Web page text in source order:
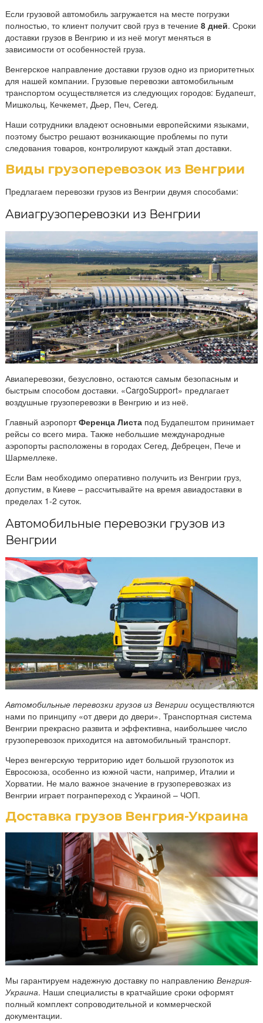
Если грузовой автомобиль загружается на месте погрузки
полностью, то клиент получит свой груз в течение8 дней. Сроки
доставки грузов в Венгрию и из неё могут меняться в
зависимости от особенностей груза.
Венгерское направление доставки грузов одно из приоритетных
для нашей компании. Грузовые перевозки автомобильным
транспортом осуществляется из следующих городов: Будапешт,
Мишкольц, Кечкемет, Дьер, Печ, Сегед.
Наши сотрудники владеют основными европейскими языками,
поэтому быстро решают возникающие проблемы по пути
следования товаров, контролируют каждый этап доставки.
Виды грузоперевозок из Венгрии
Предлагаем перевозки грузов из Венгрии двумя способами:
Авиагрузоперевозки из Венгрии
Авиаперевозки, безусловно, остаются самым безопасным и
быстрым способом доставки. «CargoSupport» предлагает
воздушные грузоперевозки в Венгрию и из неё.
Главный аэропортФеренца Листа под Будапештом принимает
рейсы со всего мира. Также небольшие международные
аэропорты расположены в городах Сегед, Дебрецен, Пече и
Шармеллеке.
Если Вам необходимо оперативно получить из Венгрии груз,
допустим, в Киеве – рассчитывайте на время авиадоставки в
пределах 1-2 суток.
Автомобильные перевозки грузов из
Венгрии
Автомобильные перевозки грузов из Венгрии осуществляются
нами по принципу «от двери до двери». Транспортная система
Венгрии прекрасно развита и эффективна, наибольшее число
грузоперевозок приходится на автомобильный транспорт.
Через венгерскую территорию идет большой грузопоток из
Евросоюза, особенно из южной части, например, Италии и
Хорватии. Не мало важное значение в грузоперевозках из
Венгрии играет погранпереход с Украиной – ЧОП.
Доставка грузов Венгрия-Украина
Мы гарантируем надежную доставку по направлениюВенгрия-
Украина. Наши специалисты в кратчайшие сроки оформят
полный комплект сопроводительной и коммерческой
документации.